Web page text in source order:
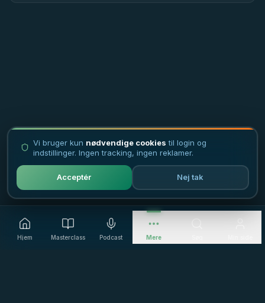
Vi bruger kun nødvendige cookies til login og
indstillinger. Ingen tracking, ingen reklamer.
Acceptér Nej tak
Hjem Masterclass Podcast Mere